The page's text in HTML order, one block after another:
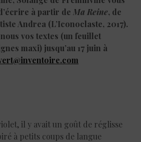
à partir de Ma Reine, de
Andrea (L’Iconoclaste, 2017).
vos textes (un feuillet
maxi) jusqu’au 17 juin à
il y avait un goût de réglisse
à petits coups de langue